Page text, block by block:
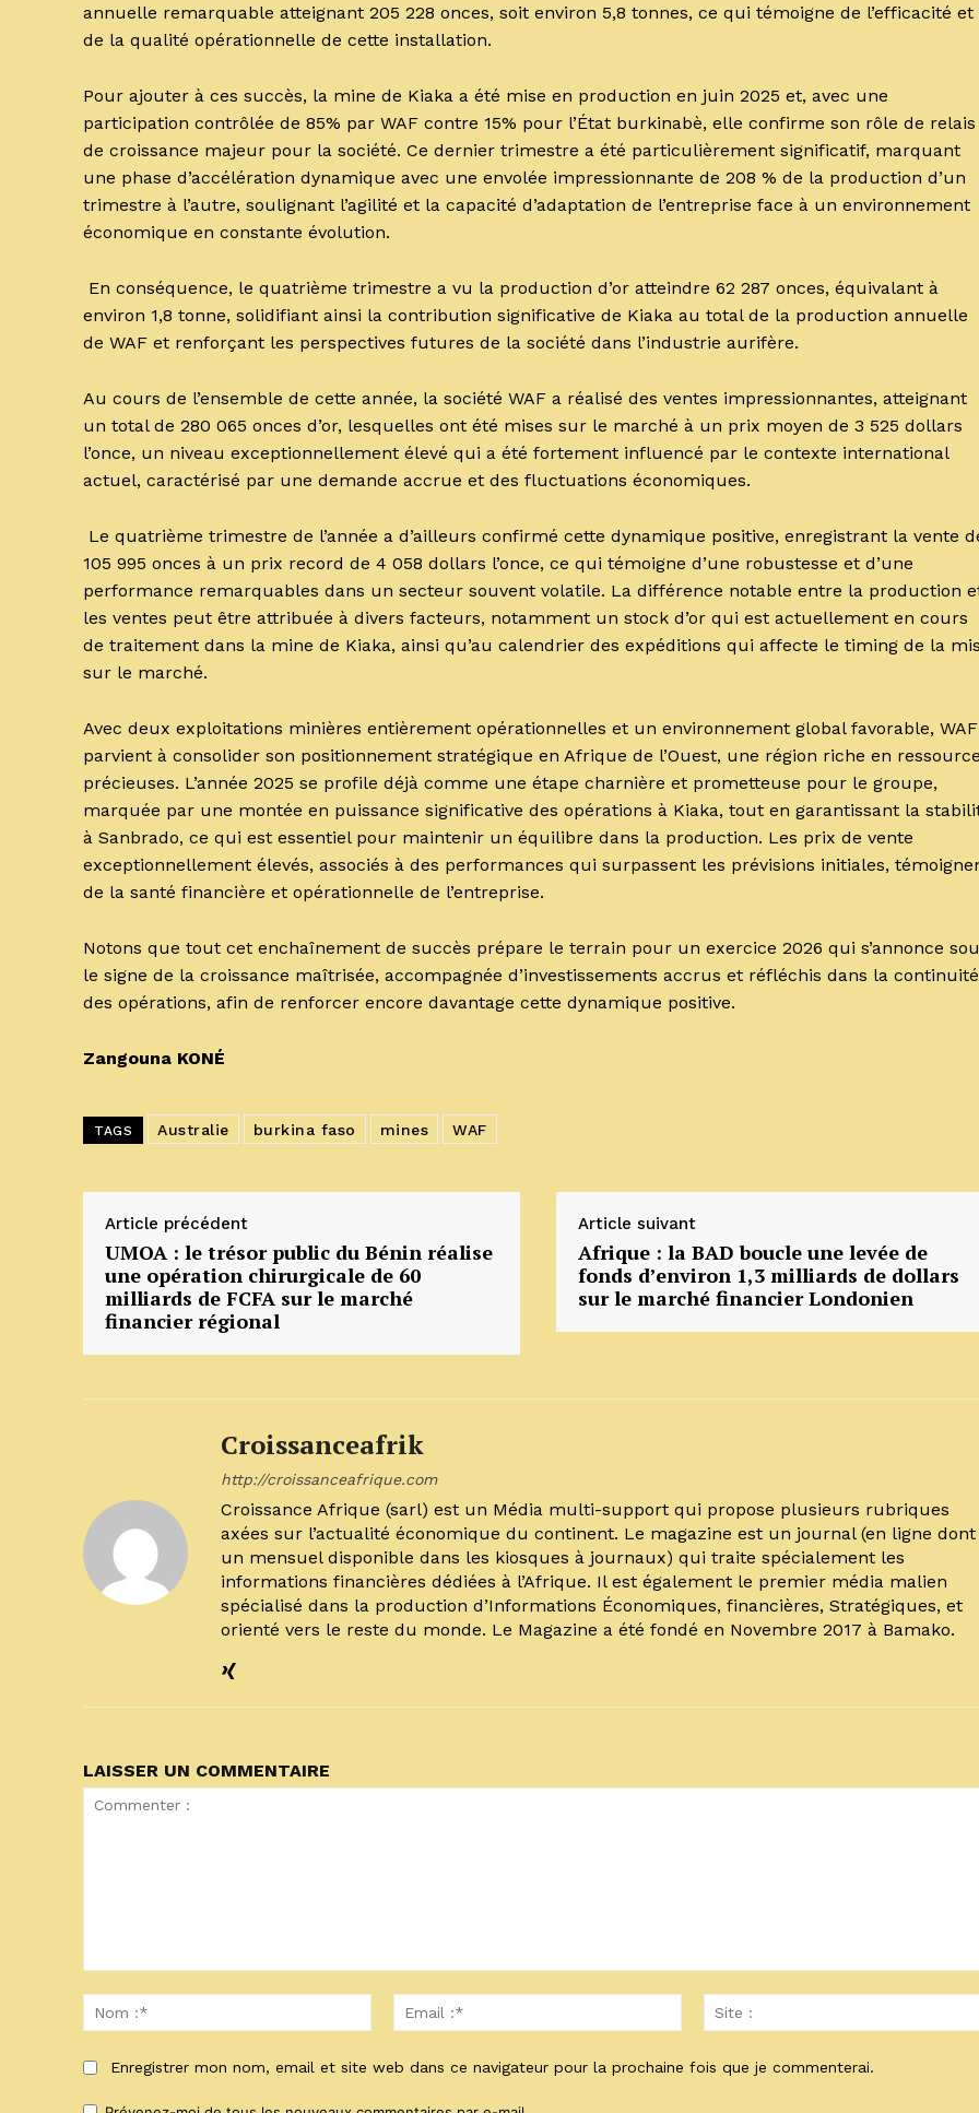
annuelle remarquable atteignant 205 228 onces, soit environ 5,8 tonnes, ce qui témoigne de l’efficacité et
de la qualité opérationnelle de cette installation.
Pour ajouter à ces succès, la mine de Kiaka a été mise en production en juin 2025 et, avec une
participation contrôlée de 85% par WAF contre 15% pour l’État burkinabè, elle confirme son rôle de relais
de croissance majeur pour la société. Ce dernier trimestre a été particulièrement significatif, marquant
une phase d’accélération dynamique avec une envolée impressionnante de 208 % de la production d’un
trimestre à l’autre, soulignant l’agilité et la capacité d’adaptation de l’entreprise face à un environnement
économique en constante évolution.
En conséquence, le quatrième trimestre a vu la production d’or atteindre 62 287 onces, équivalant à
environ 1,8 tonne, solidifiant ainsi la contribution significative de Kiaka au total de la production annuelle
de WAF et renforçant les perspectives futures de la société dans l’industrie aurifère.
Au cours de l’ensemble de cette année, la société WAF a réalisé des ventes impressionnantes, atteignant
un total de 280 065 onces d’or, lesquelles ont été mises sur le marché à un prix moyen de 3 525 dollars
l’once, un niveau exceptionnellement élevé qui a été fortement influencé par le contexte international
actuel, caractérisé par une demande accrue et des fluctuations économiques.
Le quatrième trimestre de l’année a d’ailleurs confirmé cette dynamique positive, enregistrant la vente
105 995 onces à un prix record de 4 058 dollars l’once, ce qui témoigne d’une robustesse et d’une
performance remarquables dans un secteur souvent volatile. La différence notable entre la production
les ventes peut être attribuée à divers facteurs, notamment un stock d’or qui est actuellement en cours
de traitement dans la mine de Kiaka, ainsi qu’au calendrier des expéditions qui affecte le timing de la
sur le marché.
Avec deux exploitations minières entièrement opérationnelles et un environnement global favorable, WAF
parvient à consolider son positionnement stratégique en Afrique de l’Ouest, une région riche en
précieuses. L’année 2025 se profile déjà comme une étape charnière et prometteuse pour le groupe,
marquée par une montée en puissance significative des opérations à Kiaka, tout en garantissant la
à Sanbrado, ce qui est essentiel pour maintenir un équilibre dans la production. Les prix de vente
exceptionnellement élevés, associés à des performances qui surpassent les prévisions initiales,
de la santé financière et opérationnelle de l’entreprise.
Notons que tout cet enchaînement de succès prépare le terrain pour un exercice 2026 qui s’annonce
le signe de la croissance maîtrisée, accompagnée d’investissements accrus et réfléchis dans la continuité
des opérations, afin de renforcer encore davantage cette dynamique positive.
Zangouna KONÉ
TAGS Australie burkina faso mines WAF
Article précédent
UMOA : le trésor public du Bénin réalise
une opération chirurgicale de 60
milliards de FCFA sur le marché
financier régional
Article suivant
Afrique : la BAD boucle une levée de
fonds d’environ 1,3 milliards de dollars
sur le marché financier Londonien
Croissanceafrik
http://croissanceafrique.com
Croissance Afrique (sarl) est un Média multi-support qui propose plusieurs rubriques
axées sur l’actualité économique du continent. Le magazine est un journal (en ligne dont
un mensuel disponible dans les kiosques à journaux) qui traite spécialement les
informations financières dédiées à l’Afrique. Il est également le premier média malien
spécialisé dans la production d’Informations Économiques, financières, Stratégiques, et
orienté vers le reste du monde. Le Magazine a été fondé en Novembre 2017 à Bamako.
LAISSER UN COMMENTAIRE
:*
Email
:*
Enregistrer mon nom, email et site web dans ce navigateur pour la prochaine fois que je commenterai.